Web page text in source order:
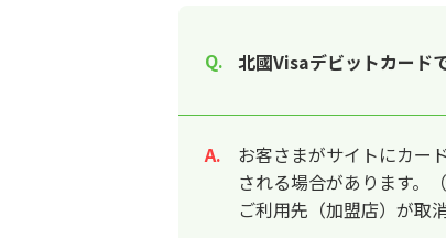
北國Visaデビットカード
回答
お客さまがサイトにカー
される場合があります。
ご利用先（加盟店）が取